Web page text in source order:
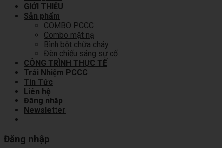
GIỚI THIỆU
Sản phẩm
COMBO PCCC
Combo mặt nạ
Bình bột chữa cháy
Đèn chiếu sáng sự cố
CÔNG TRÌNH THỰC TẾ
Trải Nhiệm PCCC
Tin Tức
Liên hệ
Đăng nhập
Newsletter
Đăng nhập